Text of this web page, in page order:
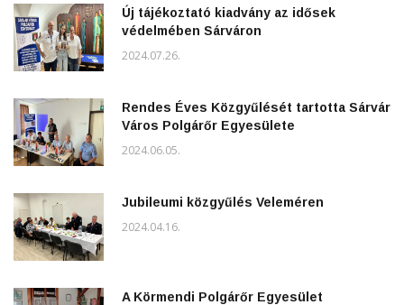
Új tájékoztató kiadvány az idősek
védelmében Sárváron
2024.07.26.
Rendes Éves Közgyűlését tartotta Sárvár
Város Polgárőr Egyesülete
2024.06.05.
Jubileumi közgyűlés Veleméren
2024.04.16.
A Körmendi Polgárőr Egyesület